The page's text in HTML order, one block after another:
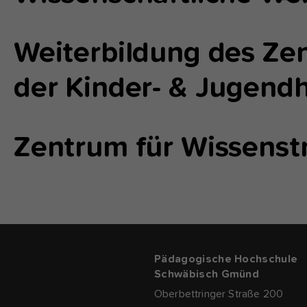
Weiterbildung des
der Kinder- &
Zentrum für
Pädagogische Hochschule
Schwäbisch Gmünd
Oberbettringer Straße 200